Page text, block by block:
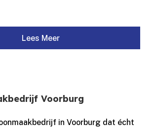
Lees Meer
Voorburg
in Voorburg dat écht